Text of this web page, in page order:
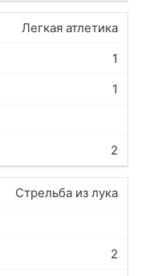
Легкая атлетика
1
1
2
Стрельба из лука
2